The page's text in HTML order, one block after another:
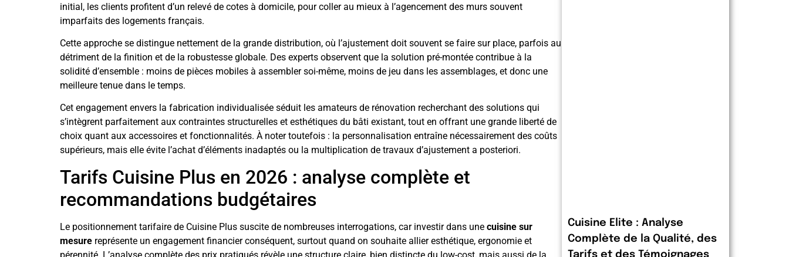
initial, les clients profitent d’un relevé de cotes à domicile, pour coller au mieux à l’agencement des murs souvent
imparfaits des logements français.
Cette approche se distingue nettement de la grande distribution, où l’ajustement doit souvent se faire sur place, parfois au
détriment de la finition et de la robustesse globale. Des experts observent que la solution pré-montée contribue à la
solidité d’ensemble : moins de pièces mobiles à assembler soi-même, moins de jeu dans les assemblages, et donc une
meilleure tenue dans le temps.
Cet engagement envers la fabrication individualisée séduit les amateurs de rénovation recherchant des solutions qui
s’intègrent parfaitement aux contraintes structurelles et esthétiques du bâti existant, tout en offrant une grande liberté de
choix quant aux accessoires et fonctionnalités. À noter toutefois : la personnalisation entraîne nécessairement des coûts
supérieurs, mais elle évite l’achat d’éléments inadaptés ou la multiplication de travaux d’ajustement a posteriori.
Tarifs Cuisine Plus en 2026 : analyse complète et
recommandations budgétaires
Le positionnement tarifaire de Cuisine Plus suscite de nombreuses interrogations, car investir dans une cuisine sur
mesure représente un engagement financier conséquent, surtout quand on souhaite allier esthétique, ergonomie et
Cuisine Elite : Analyse
Complète de la Qualité, des
Tarifs et des Témoignages